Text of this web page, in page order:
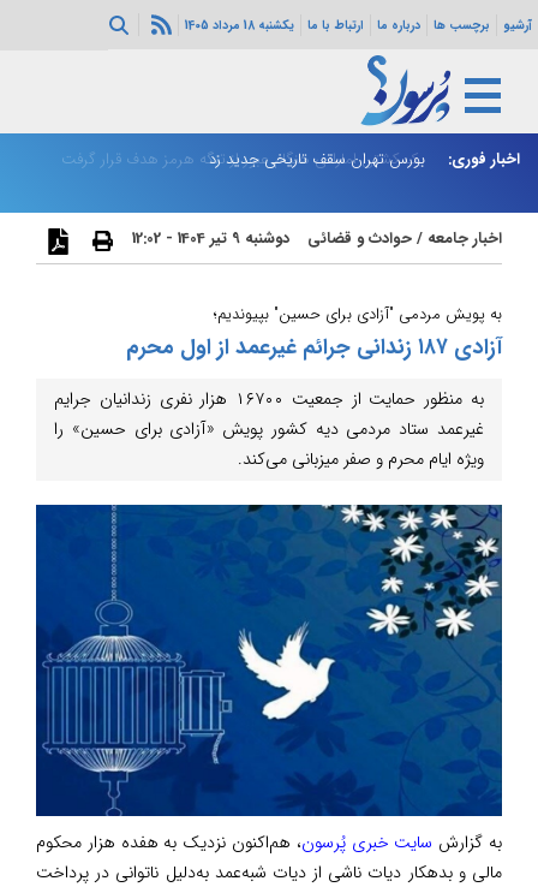
آرشیو برچسب ها درباره ما ارتباط با ما یکشنبه 18 مرداد 1405
اخبار فوری: یک کشتی اماراتی هنگام عبور از تنگه هرمز هدف قرار گرفت
بورس تهران سقف تاریخی جدید زد
اخبار جامعه /حوادث و قضائی دوشنبه 9 تیر 1404 - 12:02
به پویش مردمی "آزادی برای حسین" بپیوندیم؛
آزادی ۱۸۷ زندانی جرائم غیرعمد از اول محرم
به منظور حمایت از جمعیت ۱۶۷۰۰ هزار نفری زندانیان جرایم
غیرعمد ستاد مردمی دیه کشور پویش «آزادی برای حسین» را
ویژه ایام محرم و صفر میزبانی می‌کند.
به گزارش سایت خبری پُرسون، هم‌اکنون نزدیک به هفده هزار محکوم
مالی و بدهکار دیات ناشی از دیات شبه‌عمد به‌دلیل ناتوانی در پرداخت